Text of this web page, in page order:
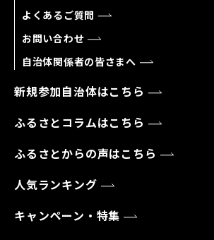
よくあるご質問
お問い合わせ
自治体関係者の皆さまへ
新規参加自治体はこちら
ふるさとコラムはこちら
ふるさとからの声はこちら
人気ランキング
キャンペーン・特集